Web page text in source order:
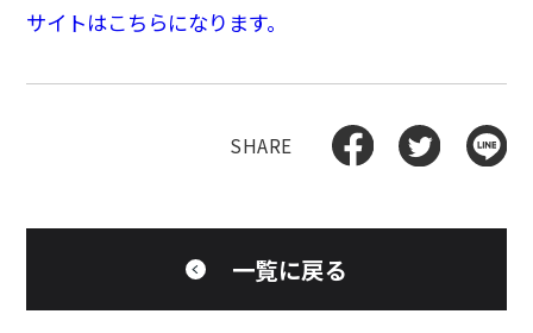
サイトはこちらになります。
一覧に戻る